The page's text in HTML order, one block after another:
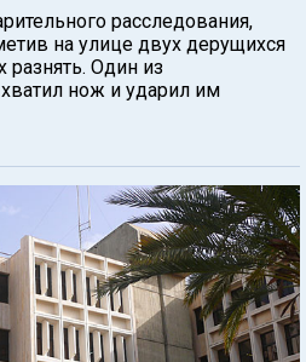
расследования,
на улице двух дерущихся
разнять. Один из
нож и ударил им